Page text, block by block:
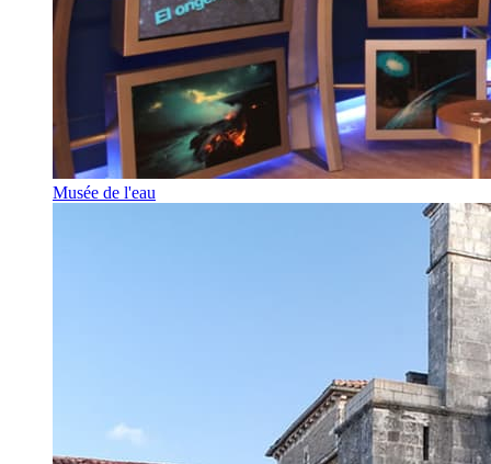
Musée de l'eau